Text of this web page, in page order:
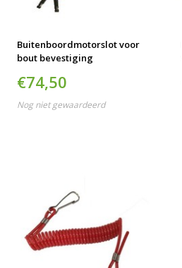
Buitenboordmotorslot voor
bout bevestiging
€74,50
Nog niet gewaardeerd